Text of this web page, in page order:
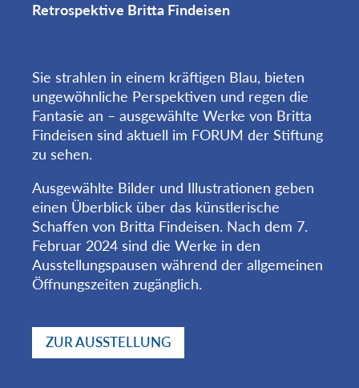
Retrospektive Britta Findeisen
Sie strahlen in einem kräftigen Blau, bieten
ungewöhnliche Perspektiven und regen die
Fantasie an – ausgewählte Werke von Britta
Findeisen sind aktuell im FORUM der Stiftung
zu sehen.
Ausgewählte Bilder und Illustrationen geben
einen Überblick über das künstlerische
Schaffen von Britta Findeisen. Nach dem 7.
Februar 2024 sind die Werke in den
Ausstellungspausen während der allgemeinen
Öffnungszeiten zugänglich.
ZUR AUSSTELLUNG